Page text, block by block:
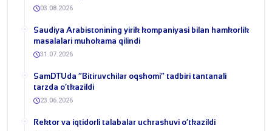
03.08.2026
​Saudiya Arabistonining yirik kompaniyasi bilan hamkorlik
masalalari muhokama qilindi
31.07.2026
​SamDTUda “Bitiruvchilar oqshomi” tadbiri tantanali
tarzda o‘tkazildi
23.06.2026
​Rektor va iqtidorli talabalar uchrashuvi o‘tkazildi